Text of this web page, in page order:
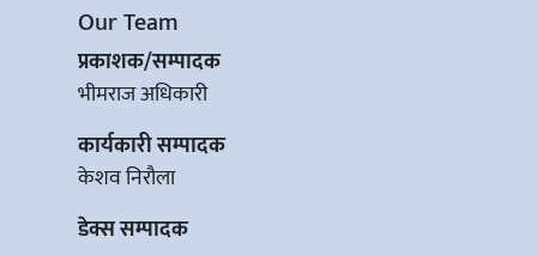
Our Team
प्रकाशक/सम्पादक
भीमराज अधिकारी
कार्यकारी सम्पादक
केशव निरौला
डेक्स सम्पादक